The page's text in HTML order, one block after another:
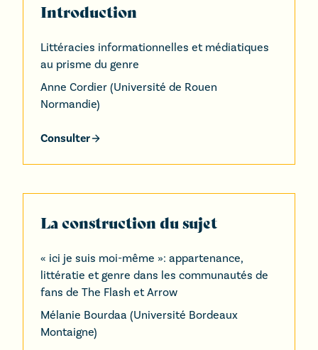
Introduction
Littéracies informationnelles et médiatiques
au prisme du genre
Anne Cordier (Université de Rouen
Normandie)
Consulter
La construction du sujet
« ici je suis moi-même »: appartenance,
littératie et genre dans les communautés de
fans de The Flash et Arrow
Mélanie Bourdaa (Université Bordeaux
Montaigne)